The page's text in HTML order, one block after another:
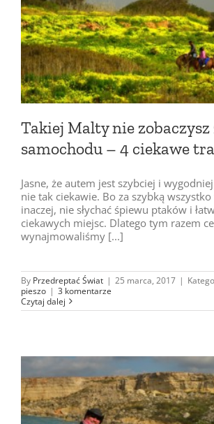
Takiej Malty nie zobaczysz
samochodu – 4 ciekawe
Jasne, że autem jest szybciej i
nie tak ciekawie. Bo za szybką
inaczej, nie słychać śpiewu ptaków i
ciekawych miejsc. Dlatego tym razem
wynajmowaliśmy [...]
By Przedreptać Świat | 25 marca, 2017 |
pieszo | 3 komentarze
Czytaj dalej